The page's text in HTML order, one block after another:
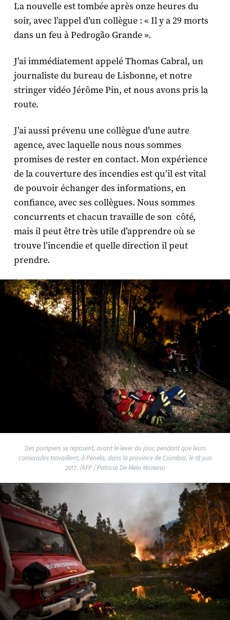
La nouvelle est tombée après onze heures du
soir, avec l’appel d’un collègue : « Il y a 29 morts
dans un feu à Pedrogão Grande ».
J’ai immédiatement appelé Thomas Cabral, un
journaliste du bureau de Lisbonne, et notre
stringer vidéo Jérôme Pin, et nous avons pris la
route.
J’ai aussi prévenu une collègue d’une autre
agence, avec laquelle nous nous sommes
promises de rester en contact. Mon expérience
de la couverture des incendies est qu’il est vital
de pouvoir échanger des informations, en
confiance, avec ses collègues. Nous sommes
concurrents et chacun travaille de son côté,
mais il peut être très utile d’apprendre où se
trouve l’incendie et quelle direction il peut
prendre.
Des pompiers se reposent, avant le lever du jour, pendant que leurs
camarades travaillent, à Penela, dans la province de Coimbra, le 18 juin
2017. (AFP / Patricia De Melo Moreira)